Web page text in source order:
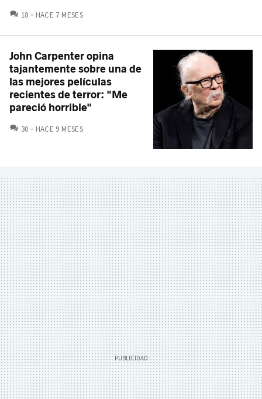
18 COMENTARIOS
HACE 7 MESES
John Carpenter opina
tajantemente sobre una de
las mejores películas
recientes de terror: "Me
pareció horrible"
30 COMENTARIOS
HACE 9 MESES